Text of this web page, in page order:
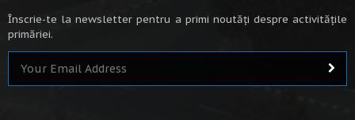
Înscrie-te la newsletter pentru a primi noutăți despre activitățile
primăriei.